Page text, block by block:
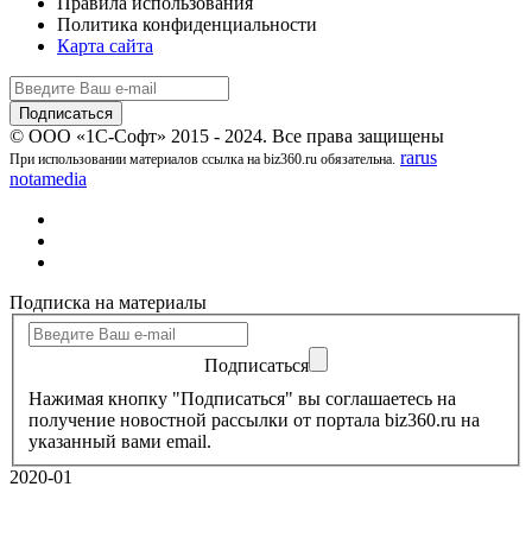
Политика конфиденциальности
Карта сайта
© ООО «1С-Софт» 2015 - 2024. Все права защищены
При использовании материалов ссылка на biz360.ru обязательна. rarus
notamedia
Подписка на материалы
Подписаться
Нажимая кнопку "Подписаться" вы соглашаетесь на
получение новостной рассылки от портала biz360.ru на
указанный вами email.
2020-01